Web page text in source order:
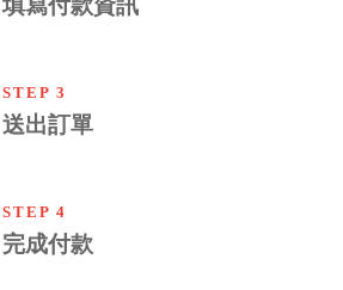
STEP 3
送出訂單
STEP 4
完成付款